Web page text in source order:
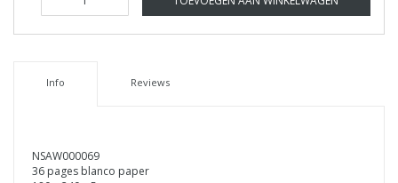
Info Reviews
NSAW000069
36 pages blanco paper